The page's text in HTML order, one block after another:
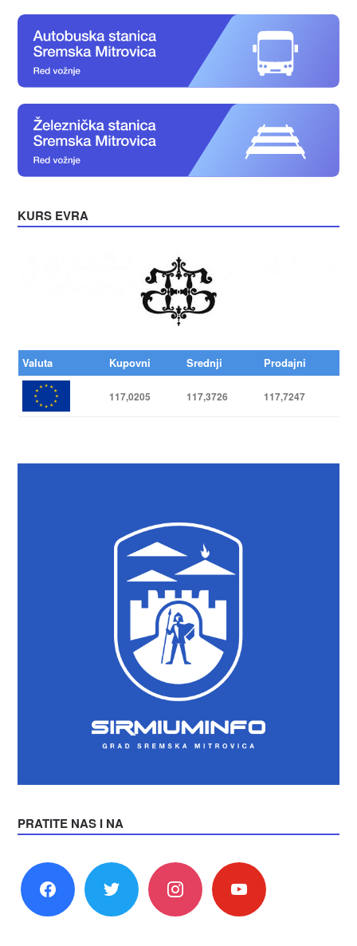
KURS EVRA
Valuta Kupovni Srednji Prodajni
117,0205 117,3726 117,7247
PRATITE NAS I NA
facebook twitter instagram youtube